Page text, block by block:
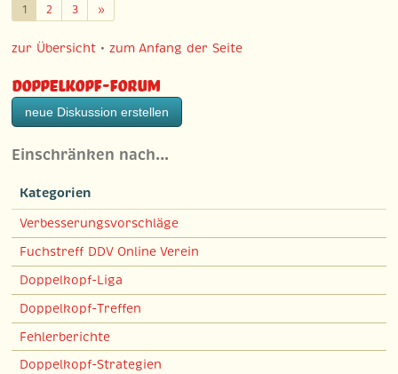
1 2 3 »Weiter
zur Übersicht •zum Anfang der Seite
Doppelkopf-Forum
neue Diskussion erstellen
Einschränken nach…
Kategorien
Verbesserungsvorschläge
Fuchstreff DDV Online Verein
Doppelkopf-Liga
Doppelkopf-Treffen
Fehlerberichte
Doppelkopf-Strategien